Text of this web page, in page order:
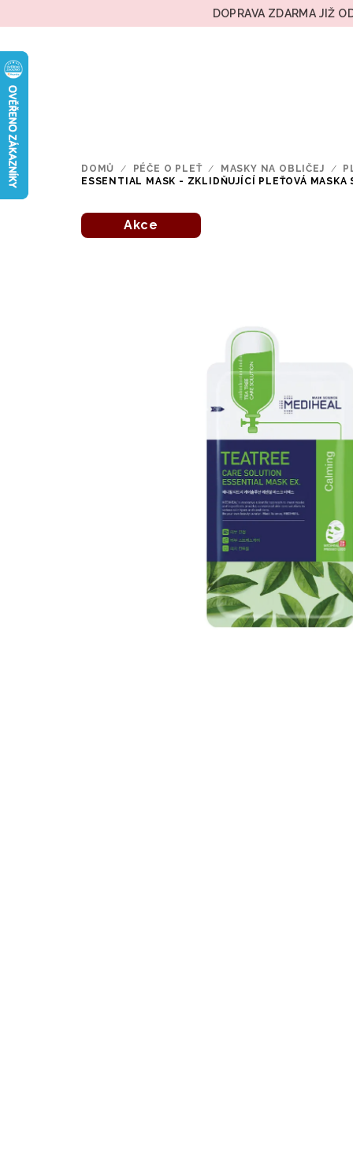
na
DOPRAVA ZDARMA JIŽ
DOMŮ / PÉČE O PLEŤ / MASKY NA OBLIČEJ /
ESSENTIAL MASK - ZKLIDŇUJÍCÍ PLEŤOVÁ MASKA
Akce